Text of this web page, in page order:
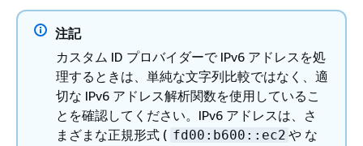
注記
カスタム ID プロバイダーで IPv6 アドレスを処
理するときは、単純な文字列比較ではなく、適
切な IPv6 アドレス解析関数を使用しているこ
とを確認してください。IPv6 アドレスは、さ
まざまな正規形式 ( fd00:b600::ec2 や な